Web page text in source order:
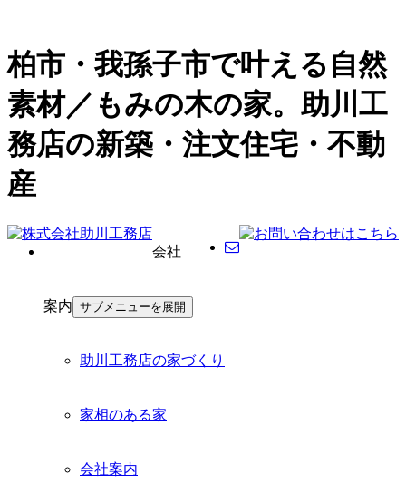
柏市・我孫子市で叶える自然
素材／もみの木の家。助川工
務店の新築・注文住宅・不動
産
会社
案内 サブメニューを展開
助川工務店の家づくり
家相のある家
会社案内